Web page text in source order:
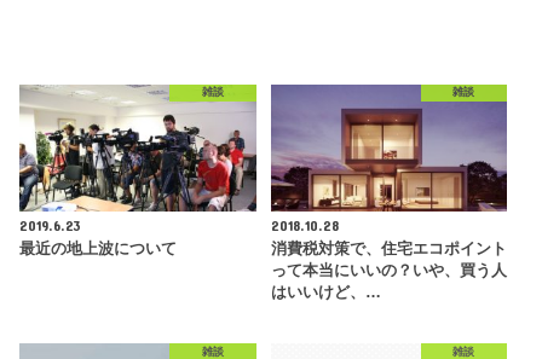
雑談
2019.6.23
最近の地上波について
雑談
2018.10.28
消費税対策で、住宅エコポイント
って本当にいいの？いや、買う人
はいいけど、…
雑談 雑談